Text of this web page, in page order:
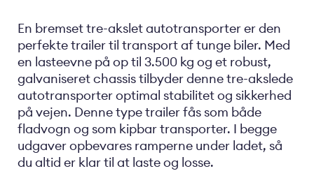
En bremset tre-akslet autotransporter er den
perfekte trailer til transport af tunge biler. Med
en lasteevne på op til 3.500 kg og et robust,
galvaniseret chassis tilbyder denne tre-akslede
autotransporter optimal stabilitet og sikkerhed
på vejen. Denne type trailer fås som både
fladvogn og som kipbar transporter. I begge
udgaver opbevares ramperne under ladet, så
du altid er klar til at laste og losse.